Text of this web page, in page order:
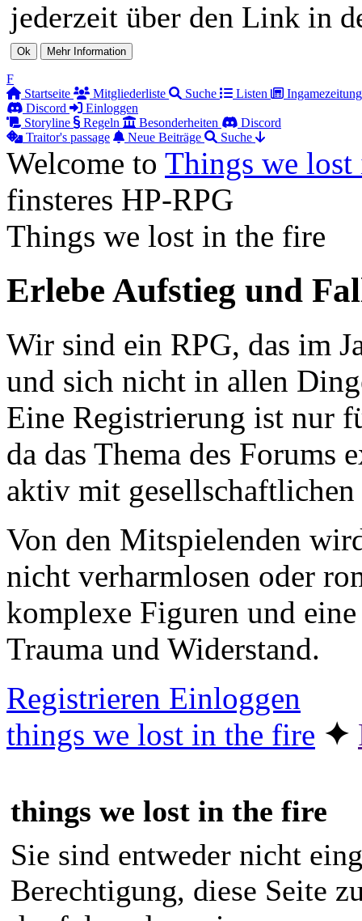
jederzeit über den Link in
F
Startseite
Mitgliederliste Suche Listen
Ingamezeitung
Discord
Einloggen
Storyline
Regeln Besonderheiten
Discord
Traitor's passage
Neue Beiträge Suche
Welcome to Things we
finsteres HP-RPG
Things we lost in the fire
Erlebe Aufstieg und
Wir sind ein RPG, das im
und sich nicht in allen
Eine Registrierung ist nur
da das Thema des Forums
aktiv mit
Von den Mitspielenden
nicht verharmlosen oder
komplexe Figuren und
Trauma und Widerstand.
Registrieren Einloggen
things we lost in the fire ✦︎
things we lost in the fire
Sie sind entweder nicht
Berechtigung, diese Seite